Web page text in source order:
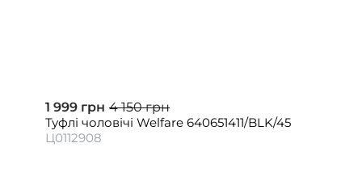
1 999 грн 4 150 грн
Туфлі чоловічі Welfare 640651411/BLK/45
Ц0112908